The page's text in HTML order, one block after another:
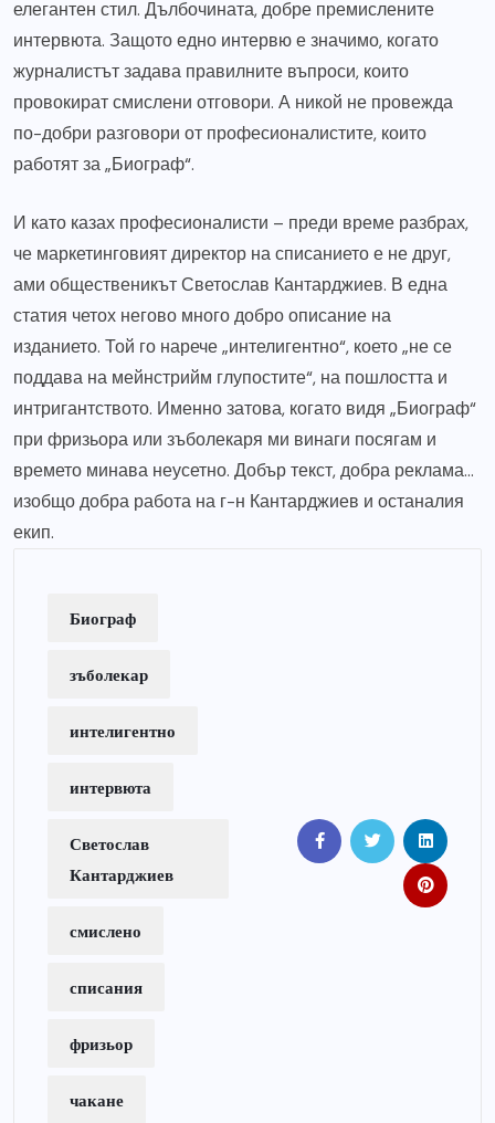
елегантен стил. Дълбочината, добре премислените
интервюта. Защото едно интервю е значимо, когато
журналистът задава правилните въпроси, които
провокират смислени отговори. А никой не провежда
по-добри разговори от професионалистите, които
работят за „Биограф“.
И като казах професионалисти – преди време разбрах,
че маркетинговият директор на списанието е не друг,
ами общественикът Светослав Кантарджиев. В една
статия четох негово много добро описание на
изданието. Той го нарече „интелигентно“, което „не се
поддава на мейнстрийм глупостите“, на пошлостта и
интригантството. Именно затова, когато видя „Биограф“
при фризьора или зъболекаря ми винаги посягам и
времето минава неусетно. Добър текст, добра реклама…
изобщо добра работа на г-н Кантарджиев и останалия
екип.
Биограф
зъболекар
интелигентно
интервюта
Светослав
Кантарджиев
смислено
списания
фризьор
чакане